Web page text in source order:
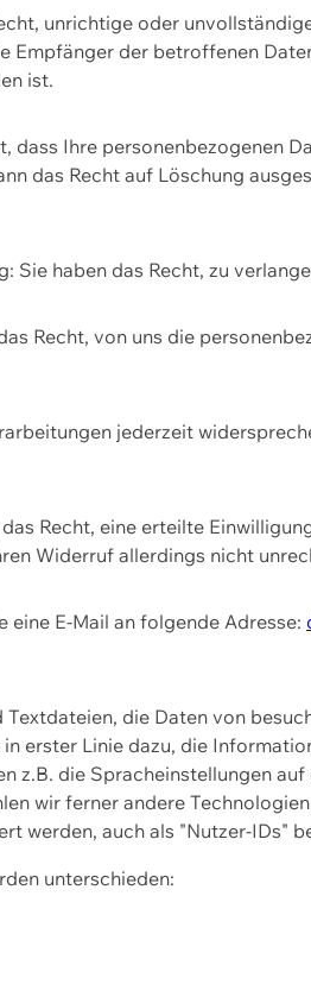
unrichtige oder
Empfänger der betroffenen
ist.
dass Ihre personenbezogenen
das Recht auf Löschung
Sie haben das Recht, zu
Recht, von uns die
jederzeit
Recht, eine erteilte
Widerruf allerdings nicht
eine E-Mail an folgende Adresse:
die Daten von
erster Linie dazu, die
z.B. die Spracheinstellungen
wir ferner andere
werden, auch als "Nutzer-IDs"
unterschieden: